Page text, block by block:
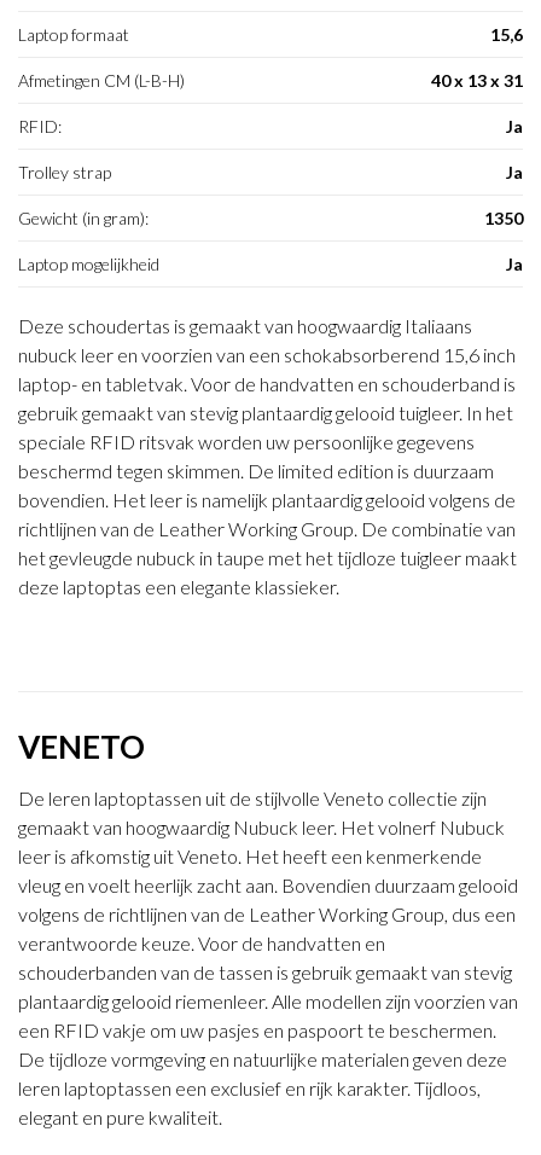
Laptop formaat 15,6
Afmetingen CM (L-B-H) 40 x 13 x 31
RFID: Ja
Trolley strap Ja
Gewicht (in gram): 1350
Laptop mogelijkheid Ja
Deze schoudertas is gemaakt van hoogwaardig Italiaans
nubuck leer en voorzien van een schokabsorberend 15,6 inch
laptop- en tabletvak. Voor de handvatten en schouderband is
gebruik gemaakt van stevig plantaardig gelooid tuigleer. In het
speciale RFID ritsvak worden uw persoonlijke gegevens
beschermd tegen skimmen. De limited edition is duurzaam
bovendien. Het leer is namelijk plantaardig gelooid volgens de
richtlijnen van de Leather Working Group. De combinatie van
het gevleugde nubuck in taupe met het tijdloze tuigleer maakt
deze laptoptas een elegante klassieker.
VENETO
De leren laptoptassen uit de stijlvolle Veneto collectie zijn
gemaakt van hoogwaardig Nubuck leer. Het volnerf Nubuck
leer is afkomstig uit Veneto. Het heeft een kenmerkende
vleug en voelt heerlijk zacht aan. Bovendien duurzaam gelooid
volgens de richtlijnen van de Leather Working Group, dus een
verantwoorde keuze. Voor de handvatten en
schouderbanden van de tassen is gebruik gemaakt van stevig
plantaardig gelooid riemenleer. Alle modellen zijn voorzien van
een RFID vakje om uw pasjes en paspoort te beschermen.
De tijdloze vormgeving en natuurlijke materialen geven deze
leren laptoptassen een exclusief en rijk karakter. Tijdloos,
elegant en pure kwaliteit.